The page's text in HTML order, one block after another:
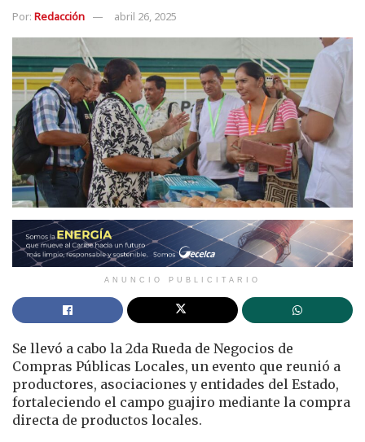
Por: Redacción abril 26, 2025
ANUNCIO PUBLICITARIO
Se llevó a cabo la 2da Rueda de Negocios de
Compras Públicas Locales, un evento que reunió a
productores, asociaciones y entidades del Estado,
fortaleciendo el campo guajiro mediante la compra
directa de productos locales.